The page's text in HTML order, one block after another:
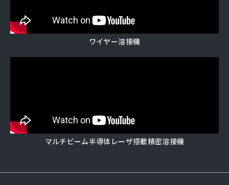
ワイヤー溶接機
マルチビーム半導体レーザ搭載精密溶接機